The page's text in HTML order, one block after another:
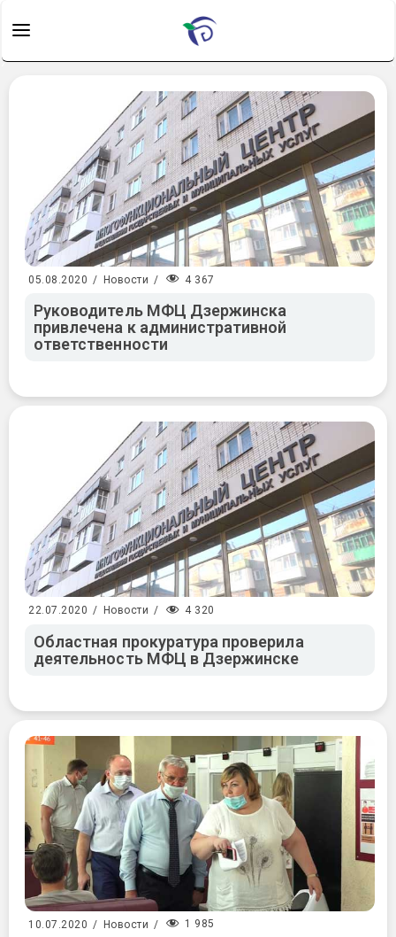
05.08.2020 / Новости / 4 367
Руководитель МФЦ Дзержинска
привлечена к административной
ответственности
22.07.2020 / Новости / 4 320
Областная прокуратура проверила
деятельность МФЦ в Дзержинске
10.07.2020 / Новости / 1 985